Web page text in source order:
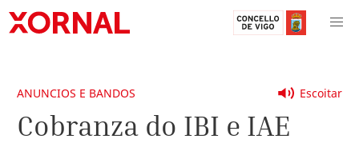
Escoitar
ANUNCIOS E BANDOS
Cobranza do IBI e IAE